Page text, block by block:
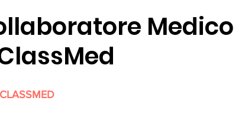
Medico
CLASSMED